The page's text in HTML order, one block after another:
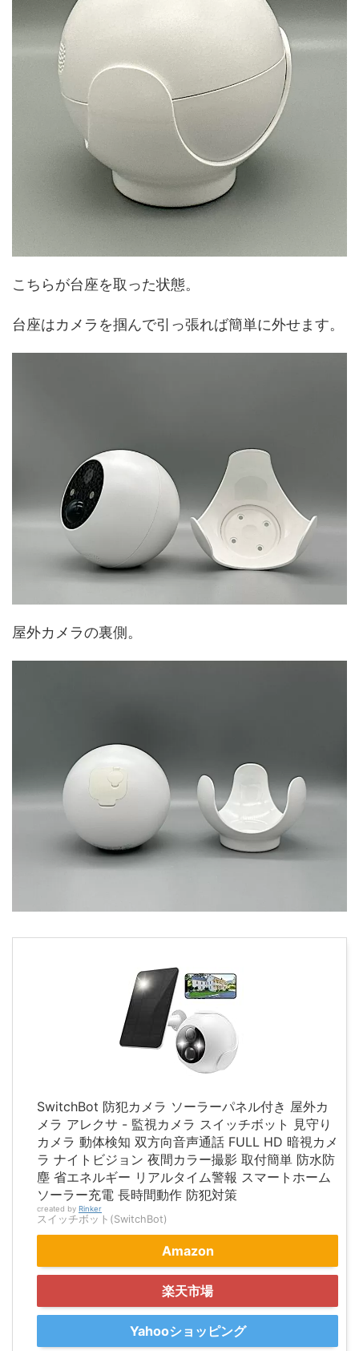
こちらが台座を取った状態。
台座はカメラを掴んで引っ張れば簡単に外せます。
屋外カメラの裏側。
SwitchBot 防犯カメラ ソーラーパネル付き 屋外カ
メラ アレクサ - 監視カメラ スイッチボット 見守り
カメラ 動体検知 双方向音声通話 FULL HD 暗視カメ
ラ ナイトビジョン 夜間カラー撮影 取付簡単 防水防
塵 省エネルギー リアルタイム警報 スマートホーム
ソーラー充電 長時間動作 防犯対策
created by Rinker
スイッチボット(SwitchBot)
Amazon
楽天市場
Yahooショッピング